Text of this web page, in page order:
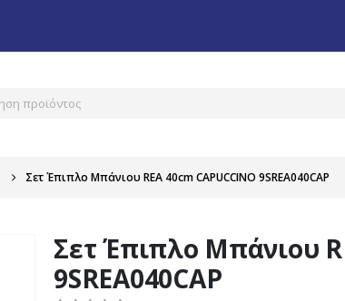
Σετ Έπιπλο Μπάνιου REA 40cm CAPUCCINO 9SREA040CAP
Σετ Έπιπλο Μπάνιου
9SREA040CAP